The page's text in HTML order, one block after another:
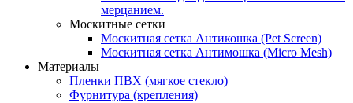
мерцанием.
Москитные сетки
Москитная сетка Антикошка (Pet Screen)
Москитная сетка Антимошка (Micro Mesh)
Материалы
Пленки ПВХ (мягкое стекло)
Фурнитура (крепления)